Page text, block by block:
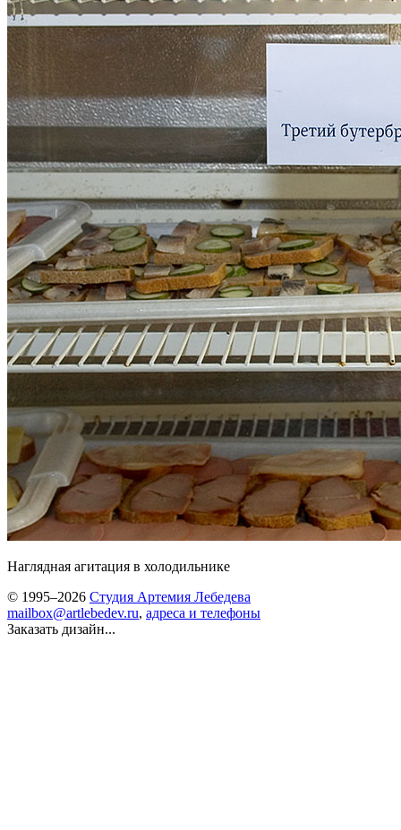
Наглядная агитация в холодильнике
© 1995–2026 Студия Артемия Лебедева
mailbox@artlebedev.ru, адреса и телефоны
Заказать дизайн...